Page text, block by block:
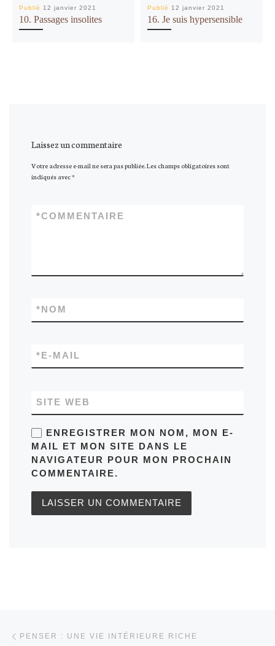
Publié 12 janvier 2021
10. Passages insolites
Publié 12 janvier 2021
16. Je suis hypersensible
Laissez un commentaire
Votre adresse e-mail ne sera pas publiée.Les champs obligatoires sont
indiqués avec*
COMMENTAIRE
*
NOM
*
E-MAIL
*
SITE WEB
ENREGISTRER MON NOM, MON E-
MAIL ET MON SITE DANS LE
NAVIGATEUR POUR MON PROCHAIN
COMMENTAIRE.
PENSER : UNE VIE INTÉRIEURE RICHE